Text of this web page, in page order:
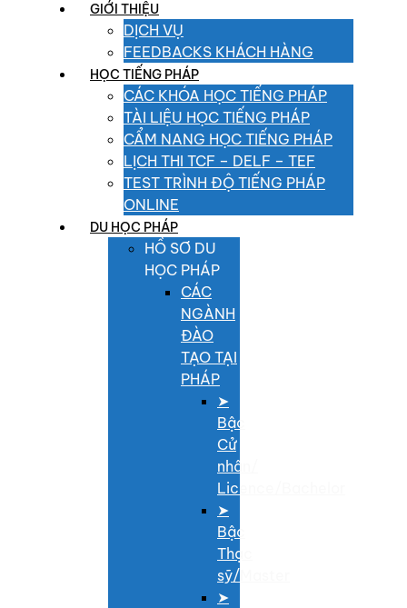
GIỚI THIỆU
DỊCH VỤ
FEEDBACKS KHÁCH HÀNG
HỌC TIẾNG PHÁP
CÁC KHÓA HỌC TIẾNG PHÁP
TÀI LIỆU HỌC TIẾNG PHÁP
CẨM NANG HỌC TIẾNG PHÁP
LỊCH THI TCF – DELF – TEF
TEST TRÌNH ĐỘ TIẾNG PHÁP
ONLINE
DU HỌC PHÁP
HỒ SƠ DU
HỌC PHÁP
CÁC
NGÀNH
ĐÀO
TẠO TẠI
PHÁP
➤
Bậc
Cử
nhân/
Licence/Bachelor
➤
Bậc
Thạc
sỹ/Master
➤